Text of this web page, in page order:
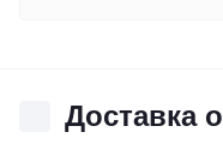
Доставка